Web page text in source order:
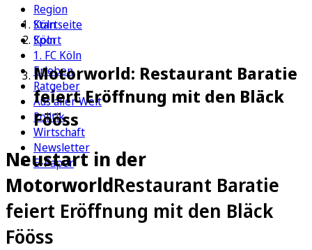
Region
Köln
Sport
1. FC Köln
Erleben
Ratgeber
Aus aller Welt
Politik
Wirtschaft
Newsletter
E-Paper
Startseite
Köln
Motorworld: Restaurant Baratie
feiert Eröffnung mit den Bläck
Fööss
Neustart in der
MotorworldRestaurant Baratie
feiert Eröffnung mit den Bläck
Fööss